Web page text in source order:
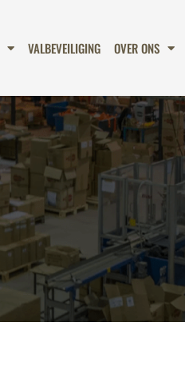
VALBEVEILIGING OVER ONS